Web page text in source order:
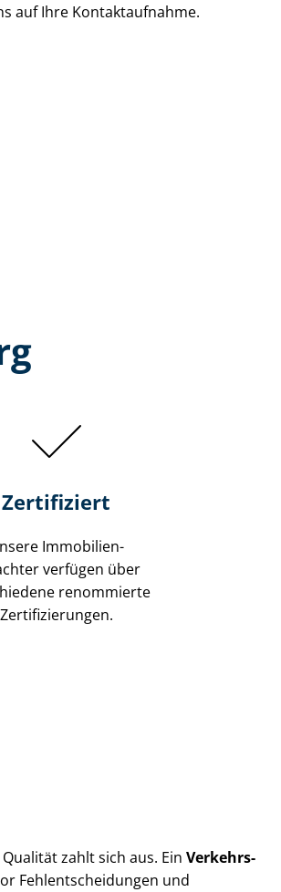
auf Ihre Kontaktaufnahme.
Zertifiziert
Immobilien­
verfügen über
renommierte
Zer­ti­fi­zie­run­gen.
zahlt sich aus. Ein Ver­kehrs­
Fehl­ent­schei­dun­gen und